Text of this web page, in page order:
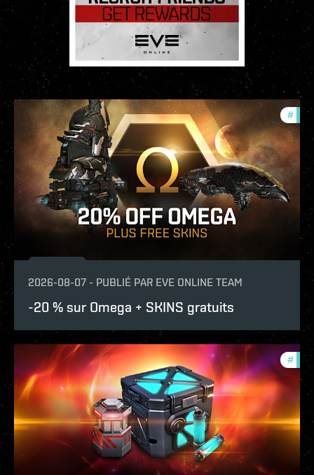
#
2026-08-07 - PUBLIÉ PAR EVE ONLINE TEAM
-20 % sur Omega + SKINS gratuits
#